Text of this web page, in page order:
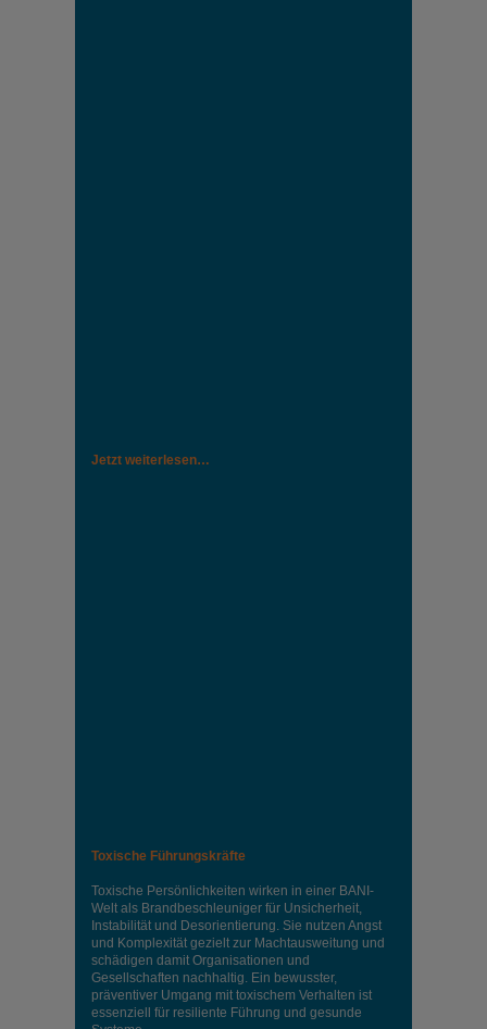
Jetzt weiterlesen…
Toxische Führungskräfte
Toxische Persönlichkeiten wirken in einer BANI-
Welt als Brandbeschleuniger für Unsicherheit,
Instabilität und Desorientierung. Sie nutzen Angst
und Komplexität gezielt zur Machtausweitung und
schädigen damit Organisationen und
Gesellschaften nachhaltig. Ein bewusster,
präventiver Umgang mit toxischem Verhalten ist
essenziell für resiliente Führung und gesunde